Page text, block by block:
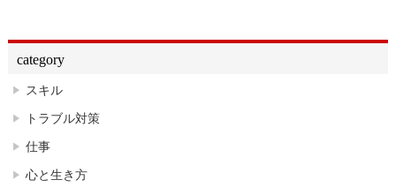
category
スキル
トラブル対策
仕事
心と生き方